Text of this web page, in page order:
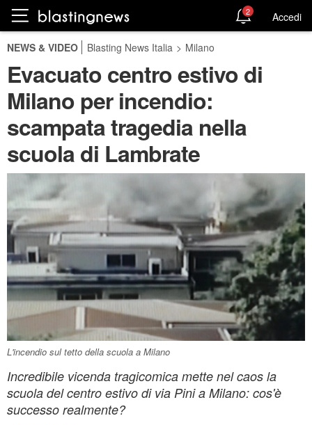
2 Accedi
NEWS & VIDEO Blasting News Italia > Milano
Evacuato centro estivo di
Milano per incendio:
scampata tragedia nella
scuola di Lambrate
L'incendio sul tetto della scuola a Milano
Incredibile vicenda tragicomica mette nel caos la
scuola del centro estivo di via Pini a Milano: cos'è
successo realmente?